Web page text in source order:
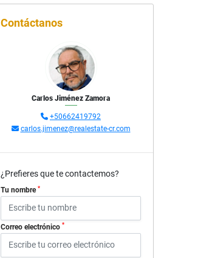
Contáctanos
Carlos Jiménez Zamora
+50662419792
carlos.jimenez@realestate-cr.com
¿Prefieres que te contactemos?
Tu nombre *
Correo electrónico *